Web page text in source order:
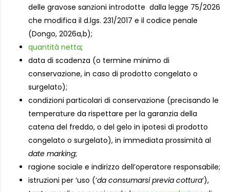
delle gravose sanzioni introdotte dalla legge 75/2026
che modifica il d.lgs. 231/2017 e il codice penale
(Dongo, 2026a,b);
quantità netta;
data di scadenza (o termine minimo di
conservazione, in caso di prodotto congelato o
surgelato);
condizioni particolari di conservazione (precisando le
temperature da rispettare per la garanzia della
catena del freddo, o del gelo in ipotesi di prodotto
congelato o surgelato), in immediata prossimità al
date marking;
ragione sociale e indirizzo dell’operatore responsabile;
istruzioni per ‘uso (‘da consumarsi previa cottura‘),